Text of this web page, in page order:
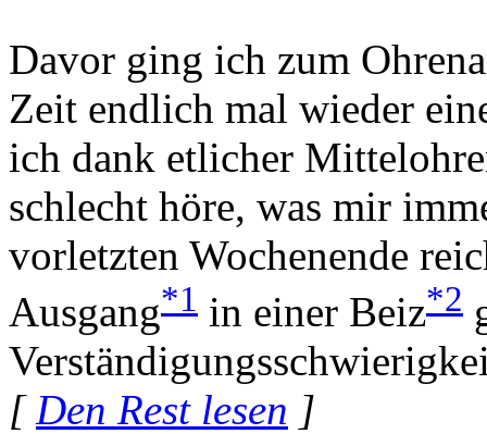
Davor ging ich zum
Zeit endlich mal wieder
ich dank etlicher
schlecht höre, was mir
vorletzten Wochenende
Ausgang*1 in einer Beiz*2
[ Den Rest lesen ]